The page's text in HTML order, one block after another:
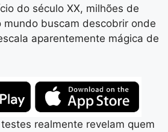
do século XX, milhões de
mundo buscam descobrir onde
aparentemente mágica de
realmente revelam quem